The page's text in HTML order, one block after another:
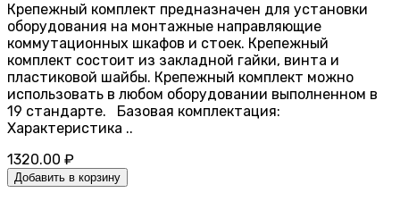
Крепежный комплект предназначен для установки
оборудования на монтажные направляющие
коммутационных шкафов и стоек. Крепежный
комплект состоит из закладной гайки, винта и
пластиковой шайбы. Крепежный комплект можно
использовать в любом оборудовании выполненном в
19 стандарте. Базовая комплектация:
Характеристика ..
1320.00 ₽
Добавить в корзину